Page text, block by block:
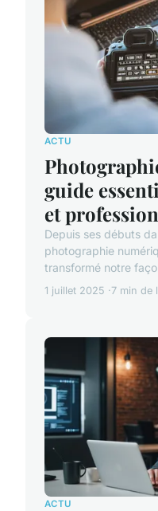
ACTU
guide
et
Depuis ses débuts
photographie
transformé notre
1 juillet 2025 7 min de
ACTU